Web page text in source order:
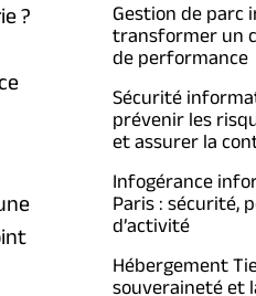
?
Gestion de parc
transformer un
de performance
Sécurité
prévenir les
et assurer la
Infogérance
Paris : sécurité,
d’activité
Hébergement
souveraineté et